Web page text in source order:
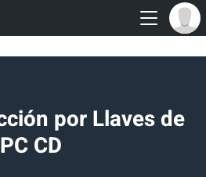
por Llaves de
PC CD